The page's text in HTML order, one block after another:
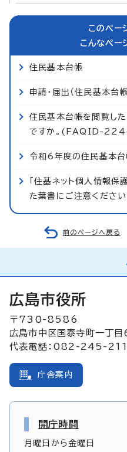
このペー
こんなペー
住民基本台帳
申請・届出（住民基本台帳
住民基本台帳を閲覧し
ですか。(FAQID-
令和6年度の住民基本台
「住基ネット個人情報保
た葉書にご注意ください
前のページへ戻る
広島市役所
〒730-8586
広島市中区国泰寺町一丁
代表電話：082-245-
庁舎案内
開庁時間
月曜日から金曜日